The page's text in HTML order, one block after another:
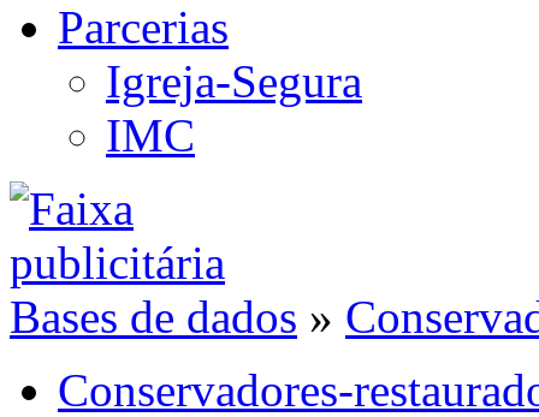
Parcerias
Igreja-Segura
IMC
Bases de dados »
Conservadores-